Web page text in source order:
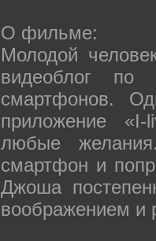
О фильме:
Молодой
видеоблог по
смартфонов.
приложение «I-
любые
смартфон и
Джоша
воображением и